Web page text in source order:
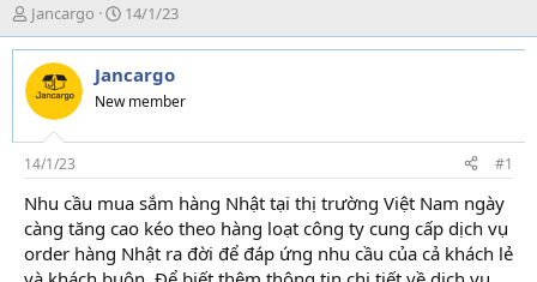
T
h
r
e
a
d
s
t
a
r
t
e
r
Jancargo
N
g
à
y
g
i
14/1/23
Jancargo
New member
14/1/23 #1
Nhu cầu mua sắm hàng Nhật tại thị trường Việt Nam ngày
càng tăng cao kéo theo hàng loạt công ty cung cấp dịch vụ
order hàng Nhật ra đời để đáp ứng nhu cầu của cả khách lẻ